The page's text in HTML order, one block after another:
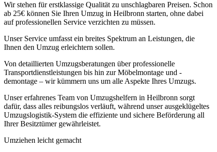
Wir stehen für erstklassige Qualität zu unschlagbaren Preisen. Schon
ab 25€ können Sie Ihren Umzug in Heilbronn starten, ohne dabei
auf professionellen Service verzichten zu müssen.
Unser Service umfasst ein breites Spektrum an Leistungen, die
Ihnen den Umzug erleichtern sollen.
Von detaillierten Umzugsberatungen über professionelle
Transportdienstleistungen bis hin zur Möbelmontage und -
demontage – wir kümmern uns um alle Aspekte Ihres Umzugs.
Unser erfahrenes Team von Umzugshelfern in Heilbronn sorgt
dafür, dass alles reibungslos verläuft, während unser ausgeklügeltes
Umzugslogistik-System die effiziente und sichere Beförderung all
Ihrer Besitztümer gewährleistet.
Umziehen leicht gemacht